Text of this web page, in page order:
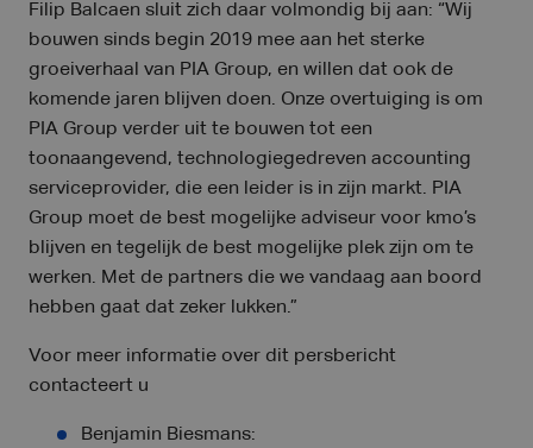
Filip Balcaen sluit zich daar volmondig bij aan: “Wij
bouwen sinds begin 2019 mee aan het sterke
groeiverhaal van PIA Group, en willen dat ook de
komende jaren blijven doen. Onze overtuiging is om
PIA Group verder uit te bouwen tot een
toonaangevend, technologiegedreven accounting
serviceprovider, die een leider is in zijn markt. PIA
Group moet de best mogelijke adviseur voor kmo’s
blijven en tegelijk de best mogelijke plek zijn om te
werken. Met de partners die we vandaag aan boord
hebben gaat dat zeker lukken.”
Voor meer informatie over dit persbericht
contacteert u
Benjamin Biesmans: